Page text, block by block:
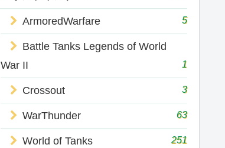
ArmoredWarfare 5
Battle Tanks Legends of World
War II
1
Crossout 3
WarThunder 63
World of Tanks 251